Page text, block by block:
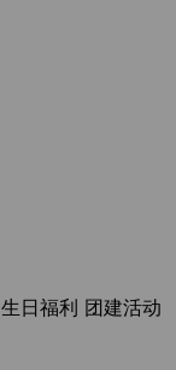
生日福利 团建活动